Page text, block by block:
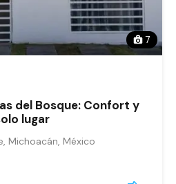
7
del Bosque: Confort y
lugar
Michoacán, México